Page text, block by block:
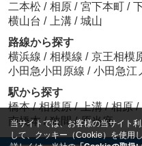
二本松 / 相原 / 宮下本町 /
横山台 / 上溝 / 城山
路線から探す
横浜線 / 相模線 / 京王相模
小田急小田原線 / 小田急江
駅から探す
橋本 / 相模原 / 上溝 / 相原 /
南橋本 / 狭間 / 原当麻
当サイトでは、お客様の当サイト
して、クッキー（Cookie）を使用